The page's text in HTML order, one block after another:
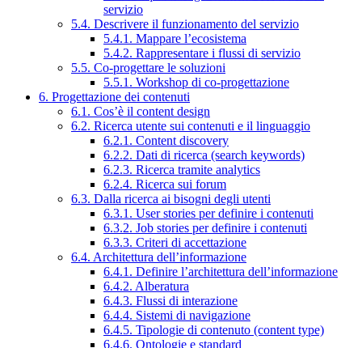
servizio
5.4. Descrivere il funzionamento del servizio
5.4.1. Mappare l’ecosistema
5.4.2. Rappresentare i flussi di servizio
5.5. Co-progettare le soluzioni
5.5.1. Workshop di co-progettazione
6. Progettazione dei contenuti
6.1. Cos’è il content design
6.2. Ricerca utente sui contenuti e il linguaggio
6.2.1. Content discovery
6.2.2. Dati di ricerca (search keywords)
6.2.3. Ricerca tramite analytics
6.2.4. Ricerca sui forum
6.3. Dalla ricerca ai bisogni degli utenti
6.3.1. User stories per definire i contenuti
6.3.2. Job stories per definire i contenuti
6.3.3. Criteri di accettazione
6.4. Architettura dell’informazione
6.4.1. Definire l’architettura dell’informazione
6.4.2. Alberatura
6.4.3. Flussi di interazione
6.4.4. Sistemi di navigazione
6.4.5. Tipologie di contenuto (content type)
6.4.6. Ontologie e standard